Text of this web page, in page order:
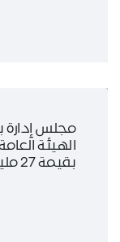
مجلس إدارة
الهيئة
بقيمة 27 مليون دولار...